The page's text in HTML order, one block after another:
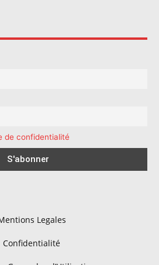
de confidentialité
Legales
Confidentialité